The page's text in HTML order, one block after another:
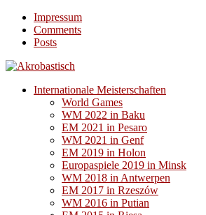
Impressum
Comments
Posts
Internationale Meisterschaften
World Games
WM 2022 in Baku
EM 2021 in Pesaro
WM 2021 in Genf
EM 2019 in Holon
Europaspiele 2019 in Minsk
WM 2018 in Antwerpen
EM 2017 in Rzeszów
WM 2016 in Putian